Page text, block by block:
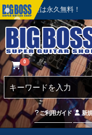
久無料！ 【セール
0
ご利用ガイド 新